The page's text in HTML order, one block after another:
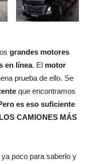
grandes motores
en línea. El motor
prueba de ello. Se
que encontramos
es eso suficiente
CAMIONES MÁS
poco para saberlo y